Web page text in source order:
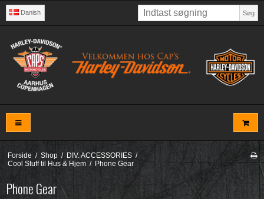
Danish Søg
Forside / Shop / DIV. ACCESSORIES /
Cool Stuff til Hus & Hjem / Phone Gear
Phone Gear